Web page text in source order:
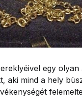
egy olyan
aki mind a hely